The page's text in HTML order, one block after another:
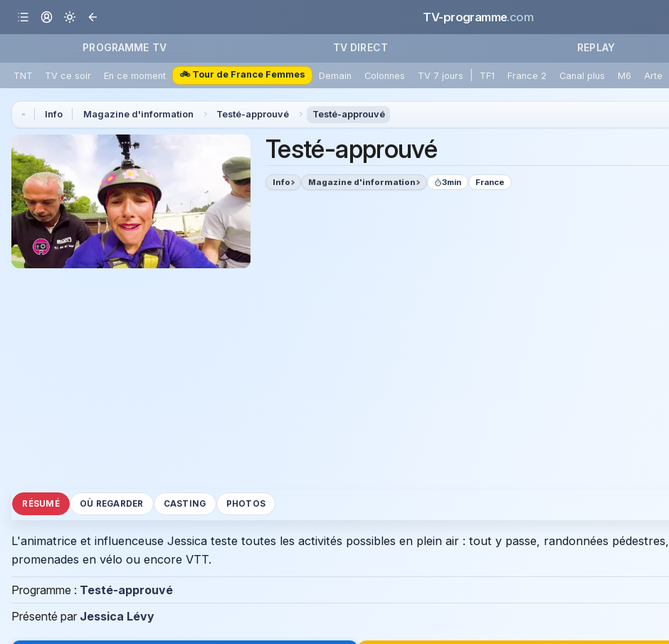
TV-programme.com
PROGRAMME TV TV DIRECT REPLAY
TNT TV ce soir En ce moment 🚲 Tour de France Femmes Demain Colonnes TV 7 jours TF1 France 2 Canal plus M6 Arte
Info Magazine d'information Testé-approuvé Testé-approuvé
Testé-approuvé
Info Magazine d'information 3min France
RÉSUMÉ OÙ REGARDER CASTING PHOTOS
L'animatrice et influenceuse Jessica teste toutes les activités possibles en plein air : tout y passe, randonnées pédestres,
promenades en vélo ou encore VTT.
Programme : Testé-approuvé
Présenté par Jessica Lévy